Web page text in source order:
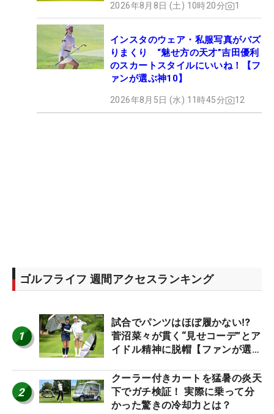
2026年8月8日 (土) 10時20分 1
インスタのウェア・私服写真がバズ
りまくり “魅せ方の天才”吉田優利
のスカートスタイルにいいね！【フ
ァンが選ぶ神10】
2026年8月5日 (水) 11時45分 12
ゴルフライフ 週間アクセスランキング
1
試合でパンツはほぼ履かない⁉
菅沼菜々が貫く“見せコーデ”とア
イドル精神に脱帽【ファンが選ぶ
2
クーラー付きカートを猛暑の炎天
下でガチ検証！ 実際に乗って分
かった驚きの冷却力とは？